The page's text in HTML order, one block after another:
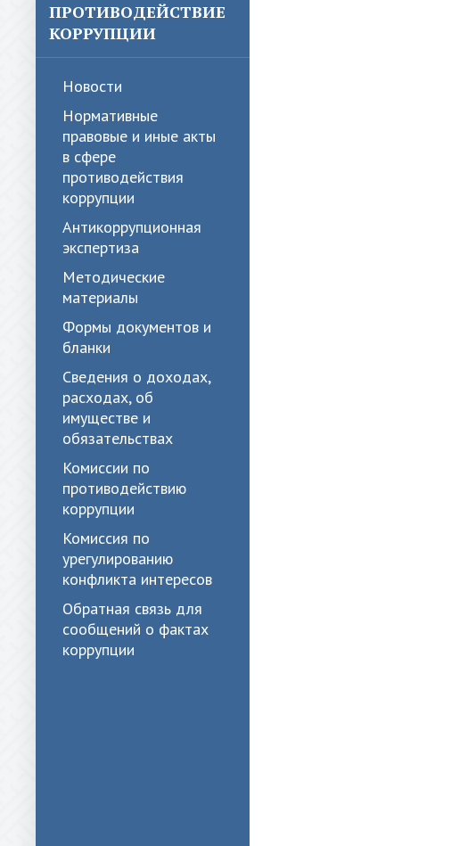
ПРОТИВОДЕЙСТВИЕ
КОРРУПЦИИ
Новости
Нормативные
правовые и иные акты
в сфере
противодействия
коррупции
Антикоррупционная
экспертиза
Методические
материалы
Формы документов и
бланки
Сведения о доходах,
расходах, об
имуществе и
обязательствах
Комиссии по
противодействию
коррупции
Комиссия по
урегулированию
конфликта интересов
Обратная связь для
сообщений о фактах
коррупции